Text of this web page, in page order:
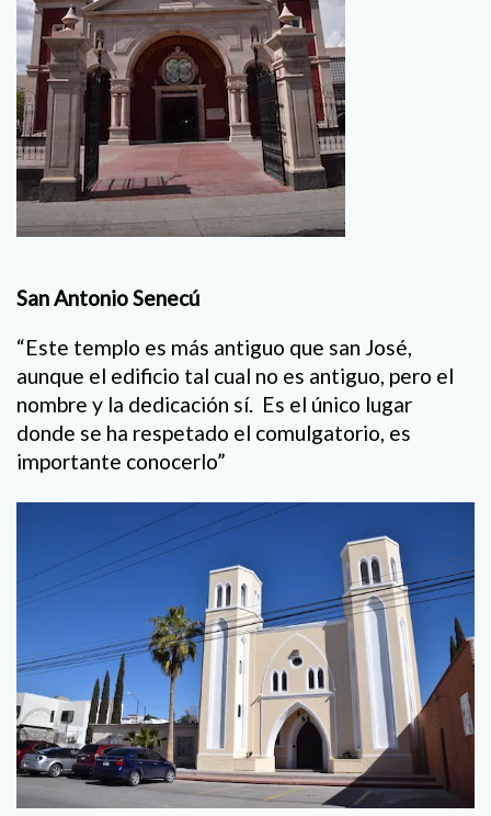
San Antonio Senecú
“Este templo es más antiguo que san José,
aunque el edificio tal cual no es antiguo, pero el
nombre y la dedicación sí. Es el único lugar
donde se ha respetado el comulgatorio, es
importante conocerlo”